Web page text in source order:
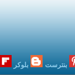
بنترست بلوكر